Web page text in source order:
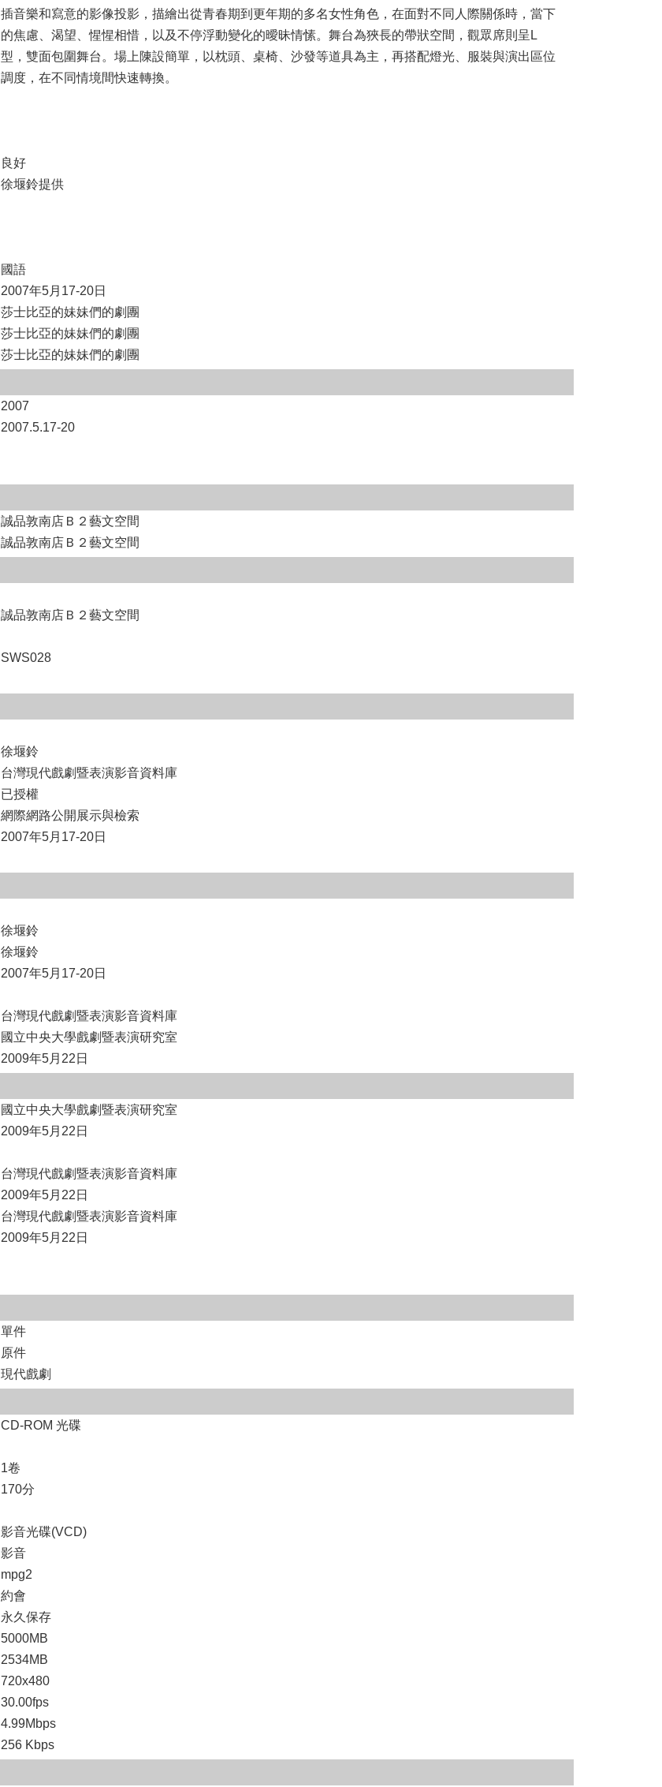
插音樂和寫意的影像投影，描繪出從青春期到更年期的多名女性角色，在面對不同人際關係時，當下
的焦慮、渴望、惺惺相惜，以及不停浮動變化的曖昧情愫。舞台為狹長的帶狀空間，觀眾席則呈L
型，雙面包圍舞台。場上陳設簡單，以枕頭、桌椅、沙發等道具為主，再搭配燈光、服裝與演出區位
調度，在不同情境間快速轉換。
良好
徐堰鈴提供
國語
2007年5月17-20日
莎士比亞的妹妹們的劇團
莎士比亞的妹妹們的劇團
莎士比亞的妹妹們的劇團
2007
2007.5.17-20
誠品敦南店Ｂ２藝文空間
誠品敦南店Ｂ２藝文空間
誠品敦南店Ｂ２藝文空間
SWS028
徐堰鈴
台灣現代戲劇暨表演影音資料庫
已授權
網際網路公開展示與檢索
2007年5月17-20日
徐堰鈴
徐堰鈴
2007年5月17-20日
台灣現代戲劇暨表演影音資料庫
國立中央大學戲劇暨表演研究室
2009年5月22日
國立中央大學戲劇暨表演研究室
2009年5月22日
台灣現代戲劇暨表演影音資料庫
2009年5月22日
台灣現代戲劇暨表演影音資料庫
2009年5月22日
單件
原件
現代戲劇
CD-ROM 光碟
1卷
170分
影音光碟(VCD)
影音
mpg2
約會
永久保存
5000MB
2534MB
720x480
30.00fps
4.99Mbps
256 Kbps